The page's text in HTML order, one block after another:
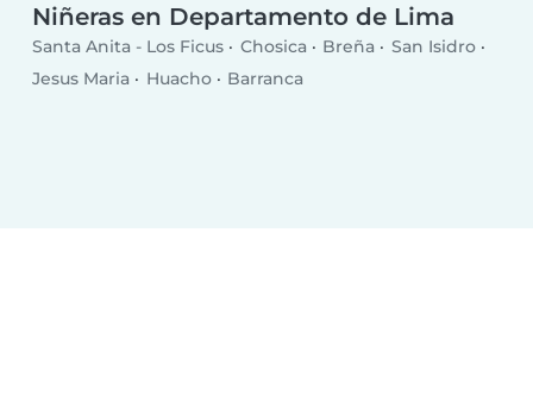
Niñeras en Departamento de Lima
Santa Anita - Los Ficus Chosica Breña
San Isidro
Jesus Maria
Huacho Barranca